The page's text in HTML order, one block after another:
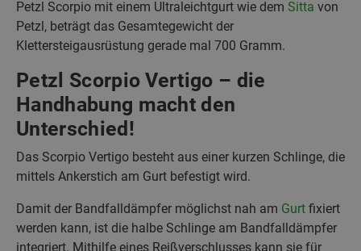
Petzl Scorpio mit einem Ultraleichtgurt wie dem Sitta von
Petzl, beträgt das Gesamtegewicht der
Klettersteigausrüstung gerade mal 700 Gramm.
Petzl Scorpio Vertigo – die
Handhabung macht den
Unterschied!
Das Scorpio Vertigo besteht aus einer kurzen Schlinge, die
mittels Ankerstich am Gurt befestigt wird.
Damit der Bandfalldämpfer möglichst nah am Gurt fixiert
werden kann, ist die halbe Schlinge am Bandfalldämpfer
integriert. Mithilfe eines Reißverschlusses kann sie für